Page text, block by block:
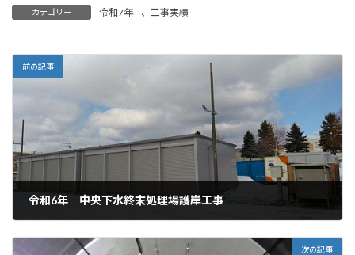
カテゴリー 令和7年 、 工事実績
前の記事
令和6年 中央下水終末処理場護岸工事
次の記事